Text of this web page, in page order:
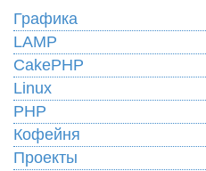
Графика
LAMP
CakePHP
Linux
PHP
Кофейня
Проекты